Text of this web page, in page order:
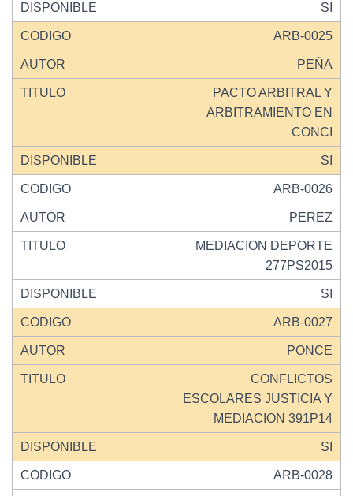
SI
ARB-0025
PEÑA
PACTO ARBITRAL Y
ARBITRAMIENTO EN
CONCI
SI
ARB-0026
PEREZ
MEDIACION DEPORTE
277PS2015
SI
ARB-0027
PONCE
CONFLICTOS
ESCOLARES JUSTICIA Y
MEDIACION 391P14
SI
ARB-0028